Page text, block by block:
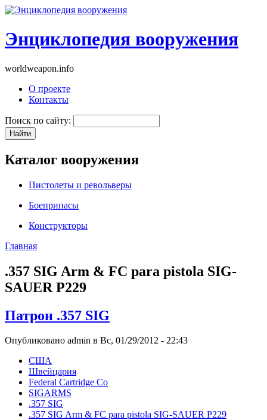
Энциклопедия вооружения
worldweapon.info
О проекте
Контакты
Поиск по сайту:
Каталог вооружения
Пистолеты и револьверы
Боеприпасы
Конструкторы
Главная
.357 SIG Arm & FC para pistola SIG-
SAUER P229
Патрон .357 SIG
Опубликовано admin в Вс, 01/29/2012 - 22:43
США
Швейцария
Federal Cartridge Co
SIGARMS
.357 SIG
.357 SIG Arm & FC para pistola SIG-SAUER P229